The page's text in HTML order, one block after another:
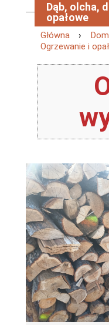
Dąb, olcha,
opałowe
Główna ›
Ogrzewanie i opał